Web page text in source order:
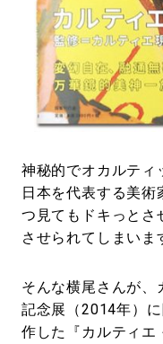
神秘的でオカルティ
日本を代表する美
つ見てもドキっとさ
させられてしまいま
そんな横尾さんが
記念展（2014年）
作した『カルティエ